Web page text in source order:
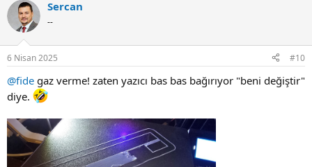
Sercan
--
6 Nisan 2025 #10
@fide gaz verme! zaten yazıcı bas bas bağırıyor "beni değiştir"
diye.